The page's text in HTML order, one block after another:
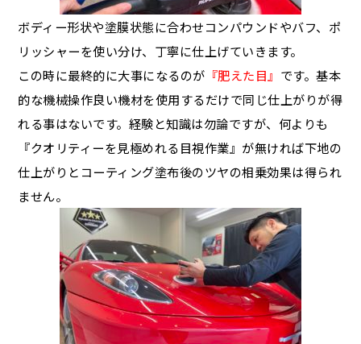
ボディー形状や塗膜状態に合わせコンパウンドやバフ、ポ
リッシャーを使い分け、丁寧に仕上げていきます。
この時に最終的に大事になるのが 『肥えた目』 です。基本
的な機械操作良い機材を使用するだけで同じ仕上がりが得
れる事はないです。経験と知識は勿論ですが、何よりも
『クオリティーを見極めれる目視作業』が無ければ下地の
仕上がりとコーティング塗布後のツヤの相乗効果は得られ
ません。